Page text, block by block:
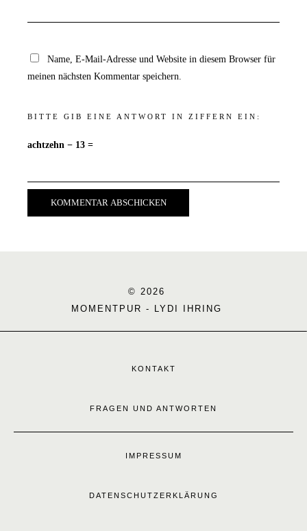
Name, E-Mail-Adresse und Website in diesem Browser für
meinen nächsten Kommentar speichern.
BITTE GIB EINE ANTWORT IN ZIFFERN EIN:
achtzehn − 13 =
© 2026
MOMENTPUR - LYDI IHRING
KONTAKT
FRAGEN UND ANTWORTEN
IMPRESSUM
DATENSCHUTZERKLÄRUNG